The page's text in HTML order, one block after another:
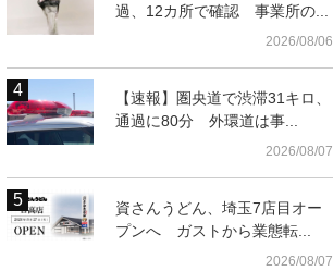
過、12カ所で確認 事業所の...
2026/08/06
【速報】圏央道で渋滞31キロ、
通過に80分 外環道は事...
2026/08/07
資さんうどん、埼玉7店目オー
プンへ ガストから業態転...
2026/08/07